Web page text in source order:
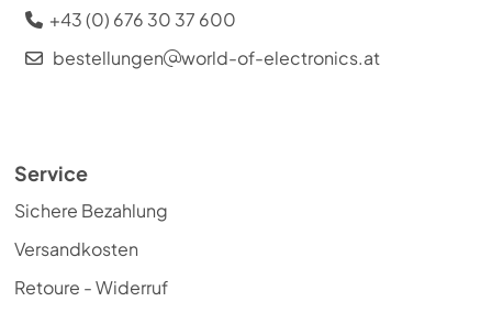
+43 (0) 676 30 37 600
bestellungen
world-of-electronics.at
Service
Sichere Bezahlung
Versandkosten
Retoure - Widerruf